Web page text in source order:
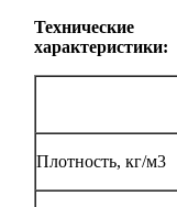
Технические
характеристики:
Плотность, кг/м3